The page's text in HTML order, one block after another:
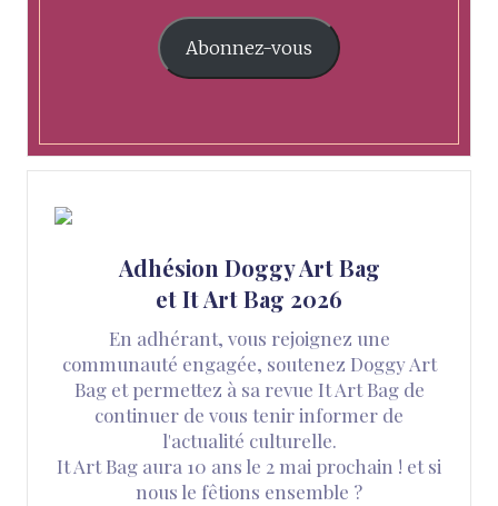
Abonnez-vous
Adhésion Doggy Art Bag
et It Art Bag 2026
En adhérant, vous rejoignez une
communauté engagée, soutenez Doggy Art
Bag et permettez à sa revue It Art Bag de
continuer de vous tenir informer de
l'actualité culturelle.
It Art Bag aura 10 ans le 2 mai prochain ! et si
nous le fêtions ensemble ?